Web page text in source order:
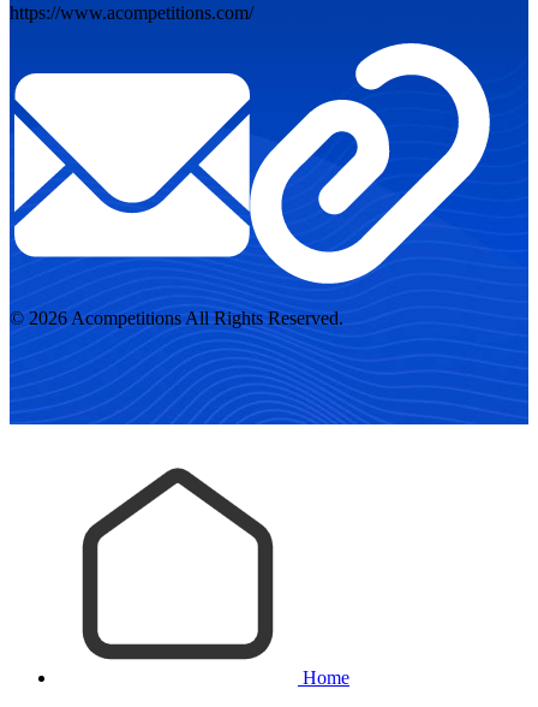
https://www.acompetitions.com/
© 2026 Acompetitions All Rights Reserved.
Home